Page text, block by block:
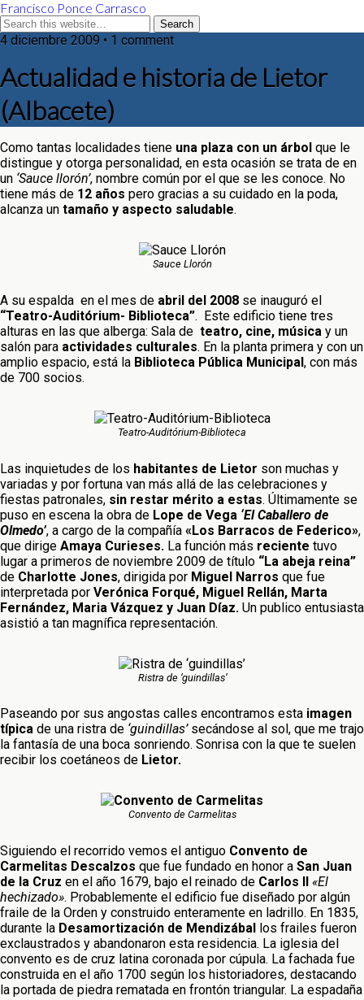
Francisco Ponce Carrasco
4 diciembre 2009 • 1 comment
Actualidad e historia de Lietor
(Albacete)
Como tantas localidades tiene una plaza con un árbol que le
distingue y otorga personalidad, en esta ocasión se trata de en
un ‘Sauce llorón’, nombre común por el que se les conoce. No
tiene más de 12 años pero gracias a su cuidado en la poda,
alcanza un tamaño y aspecto saludable.
Sauce Llorón
A su espalda en el mes de abril del 2008 se inauguró el
“Teatro-Auditórium- Biblioteca”. Este edificio tiene tres
alturas en las que alberga: Sala de teatro, cine, música y un
salón para actividades culturales. En la planta primera y con un
amplio espacio, está la Biblioteca Pública Municipal, con más
de 700 socios.
Teatro-Auditórium-Biblioteca
Las inquietudes de los habitantes de Lietor son muchas y
variadas y por fortuna van más allá de las celebraciones y
fiestas patronales, sin restar mérito a estas. Últimamente se
puso en escena la obra de Lope de Vega ‘El Caballero de
Olmedo’, a cargo de la compañía «Los Barracos de Federico»,
que dirige Amaya Curieses. La función más reciente tuvo
lugar a primeros de noviembre 2009 de título “La abeja reina”
de Charlotte Jones, dirigida por Miguel Narros que fue
interpretada por Verónica Forqué, Miguel Rellán, Marta
Fernández, Maria Vázquez y Juan Díaz. Un publico entusiasta
asistió a tan magnífica representación.
Ristra de ‘guindillas’
Paseando por sus angostas calles encontramos esta imagen
típica de una ristra de ‘guindillas’secándose al sol, que me trajo
la fantasía de una boca sonriendo. Sonrisa con la que te suelen
recibir los coetáneos de Lietor.
Convento de Carmelitas
Siguiendo el recorrido vemos el antiguo Convento de
Carmelitas Descalzos que fue fundado en honor a San Juan
de la Cruz en el año 1679, bajo el reinado de Carlos II «El
hechizado». Probablemente el edificio fue diseñado por algún
fraile de la Orden y construido enteramente en ladrillo. En 1835,
durante la Desamortización de Mendizábal
los frailes fueron
exclaustrados y abandonaron esta residencia. La iglesia del
convento es de cruz latina coronada por cúpula. La fachada fue
construida en el año 1700 según los historiadores, destacando
la portada de piedra rematada en frontón triangular. La espadaña